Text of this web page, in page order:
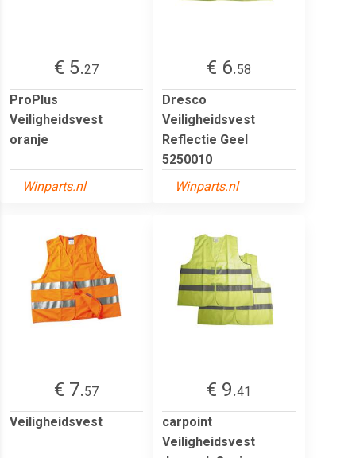
€ 5.27
ProPlus
Veiligheidsvest
oranje
Winparts.nl
€ 6.58
Dresco
Veiligheidsvest
Reflectie Geel
5250010
Winparts.nl
€ 7.57
Veiligheidsvest
€ 9.41
carpoint
Veiligheidsvest